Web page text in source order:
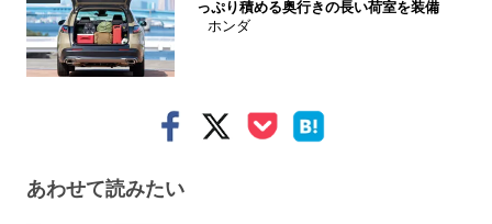
っぷり積める奥行きの長い荷室を装備
ホンダ
あわせて読みたい